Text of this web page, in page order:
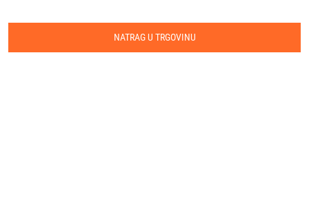
NATRAG U TRGOVINU